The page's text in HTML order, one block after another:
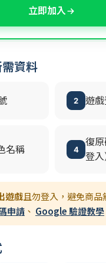
立即加入
資料
2 遊
名稱 4
復
登入
遊戲且勿登入，避免商
申請 、 Google 驗證教學